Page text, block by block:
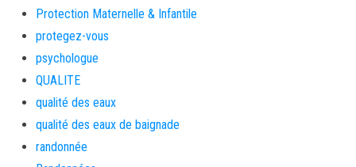
Protection Maternelle & Infantile
protegez-vous
psychologue
QUALITE
qualité des eaux
qualité des eaux de baignade
randonnée